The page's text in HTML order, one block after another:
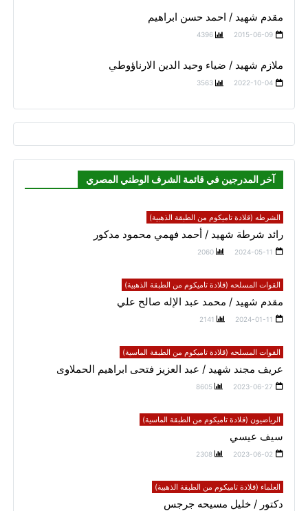
مقدم شهيد / احمد حسن ابراهيم
2015-06-09
4396
ملازم شهيد / ضياء وحيد الدين الارناؤوطي
2022-10-04
3563
آخر المدرجين في قائمة الشرف الوطني المصري
الشرطه (قلادة تاميكوم من الطبقة الذهبية)
رائد شرطة شهيد / أحمد فهمي محمود مدكور
2024-05-11
2060
القوات المسلحه (قلادة تاميكوم من الطبقة الذهبية)
مقدم شهيد / محمد عبد الإله صالح علي
2024-01-11
2141
القوات المسلحه (قلادة تاميكوم من الطبقة الماسية)
عريف مجند شهيد / عبد العزيز فتحى ابراهيم الحملاوى
2023-06-27
8605
الرياضيون (قلادة تاميكوم من الطبقة الماسية)
سيف عيسي
2023-06-02
2308
العلماء (قلادة تاميكوم من الطبقة الذهبية)
دكتور / خليل مسيحه جرجس